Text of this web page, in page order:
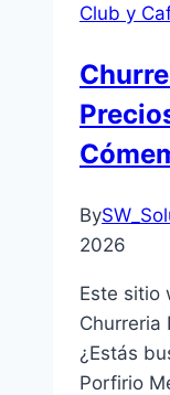
Club y
By
2026
Este sitio
Churreria
¿Estás
Porfirio